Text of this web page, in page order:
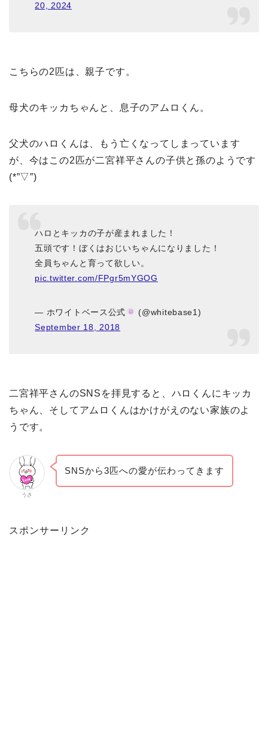
20, 2024
こちらの2匹は、親子です。
母犬のキッカちゃんと、息子のアムロくん。
父犬のハロくんは、もう亡くなってしまっています
が、今はこの2匹が二宮祥平さんの子供と孫のようです
(*”▽”)
ハロとキッカの子が産まれました！
五頭です！ぼくはおじいちゃんになりました！
全員ちゃんと育って欲しい。
pic.twitter.com/FPgr5mYGOG
— ホワイトベース公式
(@whitebase1)
September 18, 2018
二宮祥平さんのSNSを拝見すると、ハロくんにキッカ
ちゃん、そしてアムロくんはかけがえのない家族のよ
うです。
うさ
SNSから3匹への愛が伝わってきます
スポンサーリンク